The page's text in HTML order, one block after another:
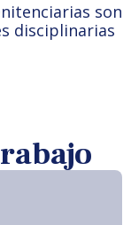
son
disciplinarias